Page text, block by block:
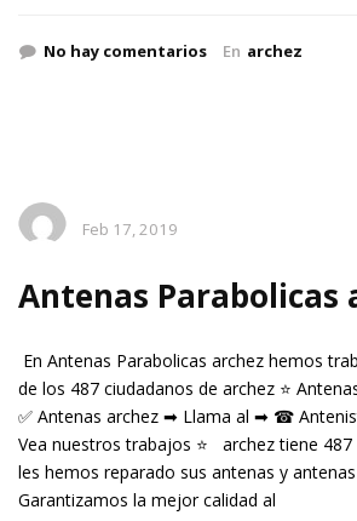
No hay comentarios En archez
Feb 17, 2019
Antenas Parabolicas
En Antenas Parabolicas archez hemos
de los 487 ciudadanos de archez ⭐
✅ Antenas archez ➡ Llama al ➡ ☎
Vea nuestros trabajos ⭐ archez tiene 487
les hemos reparado sus antenas y
Garantizamos la mejor calidad al